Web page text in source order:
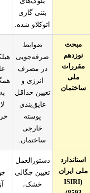
بتنی گازی
اتوکلاو شده.
مبحث
نوزدهم
مقررات
ملی
ساختمان
ضوابط
صرفه‌جویی
در مصرف
انرژی و
تعیین حداقل
عایق‌بندی
پوسته
خارجی
ساختمان.
استاندارد
ملی ایران
(ISIRI
دستورالعمل
تعیین چگالی
خشک،